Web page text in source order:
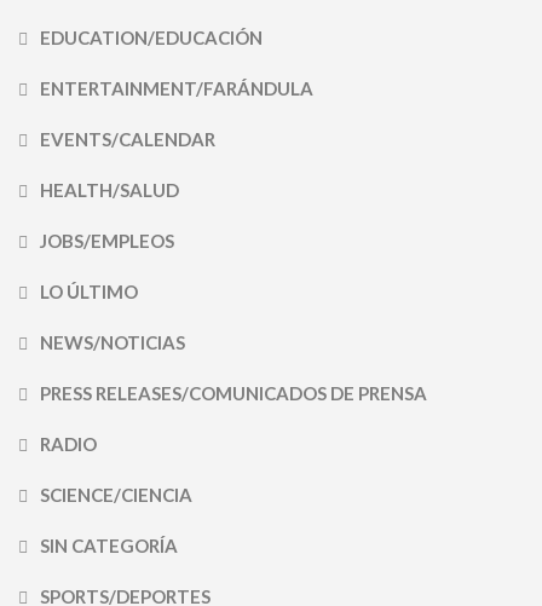
EDUCATION/EDUCACIÓN
ENTERTAINMENT/FARÁNDULA
EVENTS/CALENDAR
HEALTH/SALUD
JOBS/EMPLEOS
LO ÚLTIMO
NEWS/NOTICIAS
PRESS RELEASES/COMUNICADOS DE PRENSA
RADIO
SCIENCE/CIENCIA
SIN CATEGORÍA
SPORTS/DEPORTES